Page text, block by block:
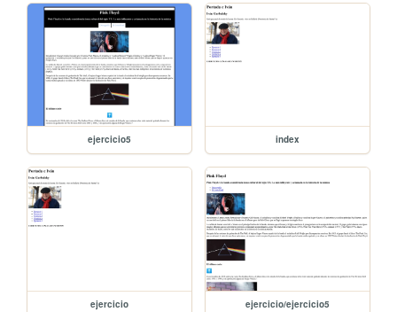
ejercicio5 index
ejercicio ejercicio/ejercicio5